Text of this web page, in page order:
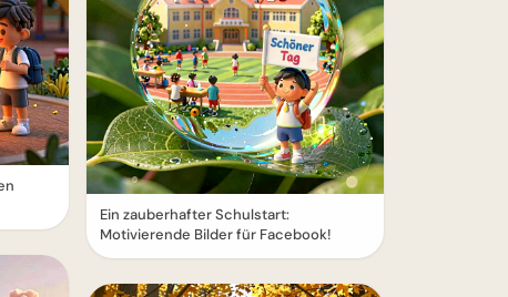
Ein zauberhafter Schulstart:
Motivierende Bilder für Facebook!